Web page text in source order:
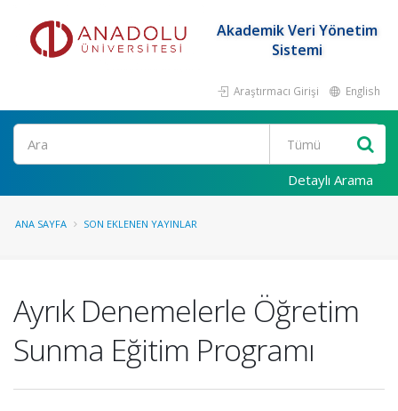
Akademik Veri Yönetim
Sistemi
Araştırmacı Girişi English
Ara
Detaylı Arama
ANA SAYFA SON EKLENEN YAYINLAR
Ayrık Denemelerle Öğretim
Sunma Eğitim Programı